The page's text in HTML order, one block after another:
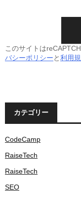
このサイトは
バシーポリシーと利用
カテゴリー
CodeCamp
RaiseTech
RaiseTech
SEO